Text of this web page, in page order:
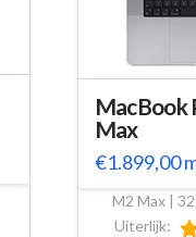
MacBook
Max
€1.899,00
M2 Max |
Uiterlijk: